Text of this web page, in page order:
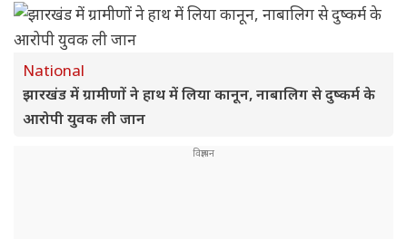
National
झारखंड में ग्रामीणों ने हाथ में लिया कानून, नाबालिग से दुष्कर्म के
आरोपी युवक ली जान